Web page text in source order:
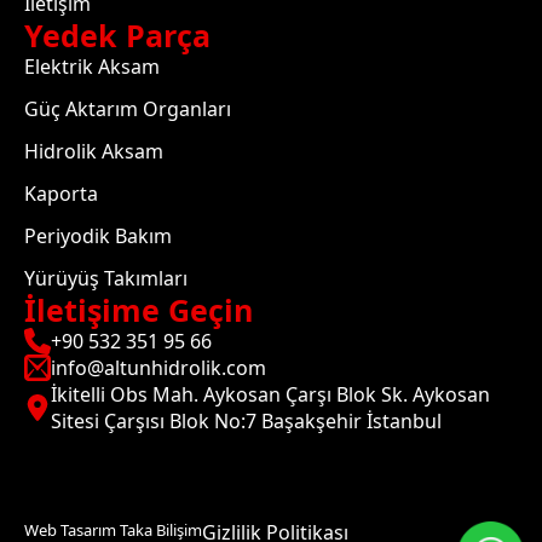
Yedek Parça
Elektrik Aksam
Güç Aktarım Organları
Hidrolik Aksam
Kaporta
Periyodik Bakım
Yürüyüş Takımları
İletişime Geçin
+90 532 351 95 66
info@altunhidrolik.com
İkitelli Obs Mah. Aykosan Çarşı Blok Sk. Aykosan
Sitesi Çarşısı Blok No:7 Başakşehir İstanbul
Web Tasarım Taka BilişimGizlilik Politikası